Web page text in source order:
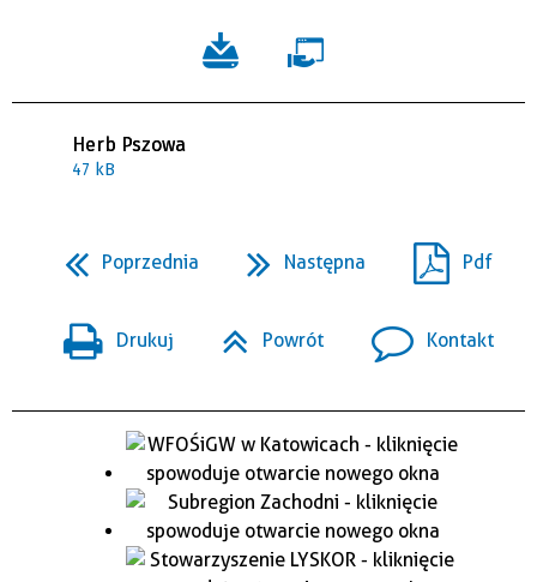
Herb Pszowa
47 kB
Poprzednia Następna Pdf
Drukuj Powrót Kontakt